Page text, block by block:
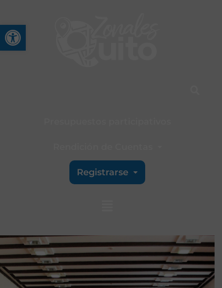
Abrir barra de
Registrarse